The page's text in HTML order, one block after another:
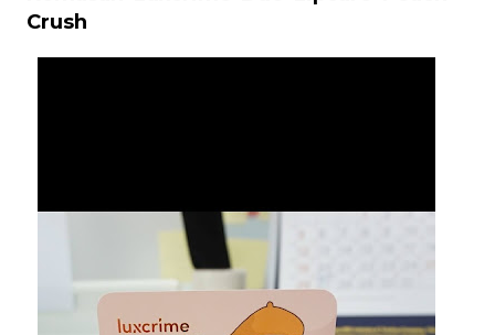
Crush